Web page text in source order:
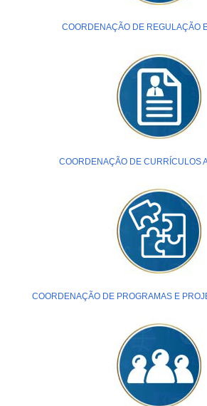
COORDENAÇÃO DE REGULAÇÃO
COORDENAÇÃO DE CURRÍCULOS
COORDENAÇÃO DE PROGRAMAS E